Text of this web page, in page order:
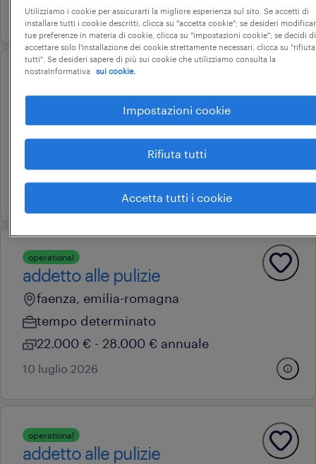
11 giugno 2026
addetti pulizie (f/m/nb)
forlì, emilia-romagna
tempo determinato
18 giugno 2026
operational
addetto alle pulizie
faenza, emilia-romagna
tempo determinato
22.000 € - 28.000 € annuale
10 luglio 2026
operational
addetto alle pulizie
Utilizziamo i cookie per assicurarti la migliore esperienza sul sito. Se accetti di
installare tutti i cookie descritti, clicca su "accetta cookie"; se desideri
tue preferenze in materia di cookie, clicca su "impostazioni cookie"; se decidi di
accettare solo l'installazione dei cookie strettamente necessari, clicca su "rifiuta
tutti". Se desideri sapere di più sui cookie che utilizziamo consulta la
nostraInformativa
sui cookie.
Impostazioni cookie
Rifiuta tutti
Accetta tutti i cookie